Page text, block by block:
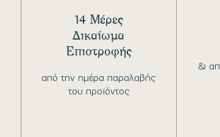
από την ημέρα παραλαβής
του προϊόντος
14 Μέρες
Δικαίωμα
Επιστροφής
&